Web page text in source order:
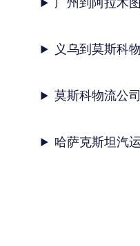
义乌到莫斯科
莫斯科物流公
哈萨克斯坦汽